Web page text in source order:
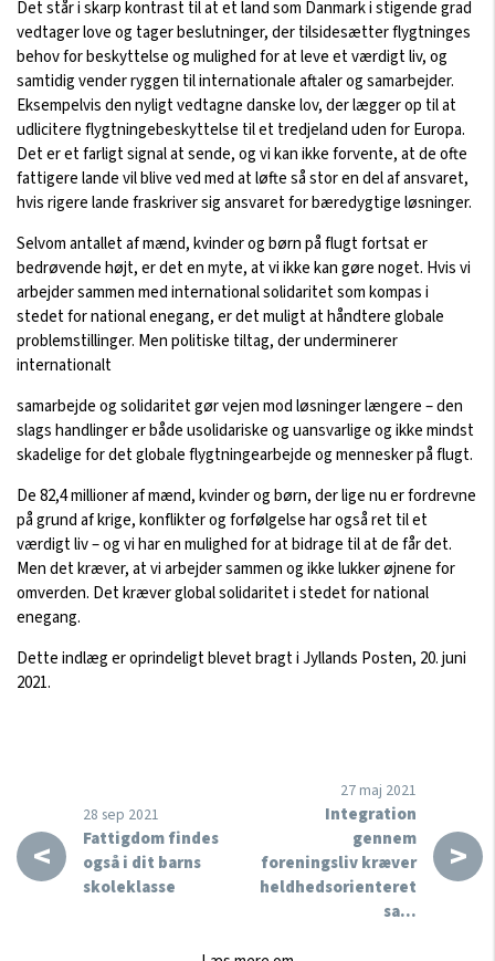
Det står i skarp kontrast til at et land som Danmark i stigende grad
vedtager love og tager beslutninger, der tilsidesætter flygtninges
behov for beskyttelse og mulighed for at leve et værdigt liv, og
samtidig vender ryggen til internationale aftaler og samarbejder.
Eksempelvis den nyligt vedtagne danske lov, der lægger op til at
udlicitere flygtningebeskyttelse til et tredjeland uden for Europa.
Det er et farligt signal at sende, og vi kan ikke forvente, at de ofte
fattigere lande vil blive ved med at løfte så stor en del af ansvaret,
hvis rigere lande fraskriver sig ansvaret for bæredygtige løsninger.
Selvom antallet af mænd, kvinder og børn på flugt fortsat er
bedrøvende højt, er det en myte, at vi ikke kan gøre noget. Hvis vi
arbejder sammen med international solidaritet som kompas i
stedet for national enegang, er det muligt at håndtere globale
problemstillinger. Men politiske tiltag, der underminerer
internationalt
samarbejde og solidaritet gør vejen mod løsninger længere – den
slags handlinger er både usolidariske og uansvarlige og ikke mindst
skadelige for det globale flygtningearbejde og mennesker på flugt.
De 82,4 millioner af mænd, kvinder og børn, der lige nu er fordrevne
på grund af krige, konflikter og forfølgelse har også ret til et
værdigt liv – og vi har en mulighed for at bidrage til at de får det.
Men det kræver, at vi arbejder sammen og ikke lukker øjnene for
omverden. Det kræver global solidaritet i stedet for national
enegang.
Dette indlæg er oprindeligt blevet bragt i Jyllands Posten, 20. juni
2021.
<
28 sep 2021
Fattigdom findes
også i dit barns
skoleklasse
>
27 maj 2021
Integration
gennem
foreningsliv kræver
heldhedsorienteret
sa…